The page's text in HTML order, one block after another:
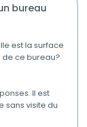
est la surface
de ce bureau?
Il est
sans visite du